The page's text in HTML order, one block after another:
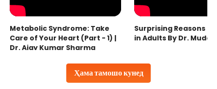
Ҳама тамошо кунед
Metabolic Syndrome: Take
Care of Your Heart (Part - 1) |
Dr. Ajay Kumar Sharma
Surprising Reasons
in Adults By Dr.